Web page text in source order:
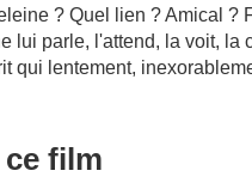
? Quel lien ? Amical ?
lui parle, l'attend, la voit,
qui lentement,
film